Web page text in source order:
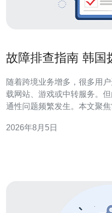
故障排查指南 韩国
随着跨境业务增多，很多用
载网站、游戏或中转服务。
通性问题频繁发生。本文聚
DDoS 的联动处理。 第一步：基础连通性检测。遇到无法
2026年8月5日